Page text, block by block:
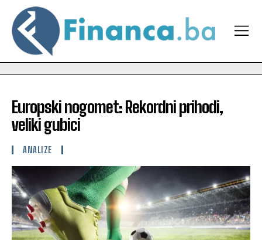
Europski nogomet: Rekordni prihodi,
veliki gubici
ANALIZE